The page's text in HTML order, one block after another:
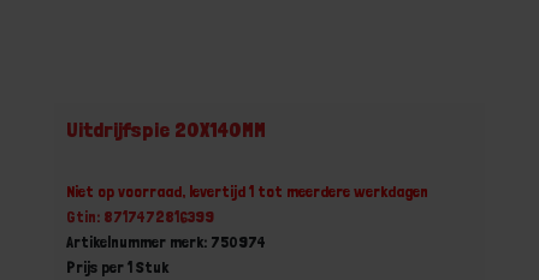
Uitdrijfspie 20X140MM
Niet op voorraad, levertijd 1 tot meerdere werkdagen
Gtin: 8717472816399
Artikelnummer merk: 750974
Prijs per 1 Stuk